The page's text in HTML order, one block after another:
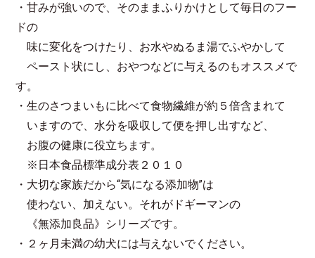
・甘みが強いので、そのままふりかけとして毎日のフー
ドの
味に変化をつけたり、お水やぬるま湯でふやかして
ペースト状にし、おやつなどに与えるのもオススメで
す。
・生のさつまいもに比べて食物繊維が約５倍含まれて
いますので、水分を吸収して便を押し出すなど、
お腹の健康に役立ちます。
※日本食品標準成分表２０１０
・大切な家族だから“気になる添加物”は
使わない、加えない。それがドギーマンの
《無添加良品》シリーズです。
・２ヶ月未満の幼犬には与えないでください。